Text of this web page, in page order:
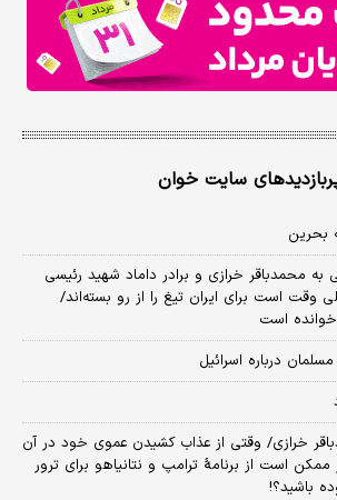
سایت خوان
بحرین
به محمدباقر خرازی و برادر داماد شهید رئیسی
است برای ایران تیغ را از رو بسته‌اند/
است
درباره اسرائیل
خرازی/ وقتی از عذاب کشیدن عموی خود در آن
ممکن است از برنامهٔ ترامپ و نتانیاهو برای ترور
باشید؟!